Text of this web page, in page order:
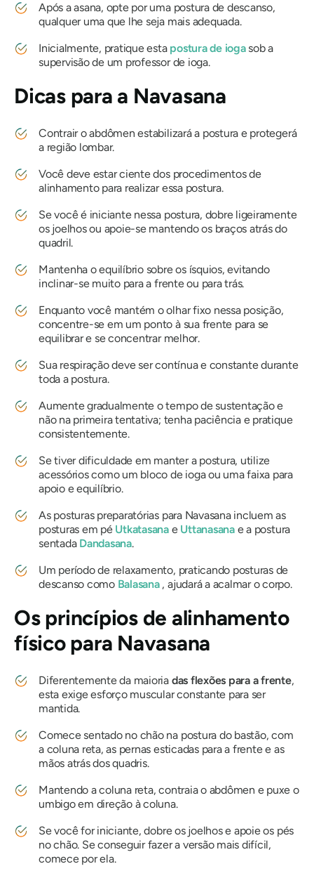
Após a asana, opte por uma postura de descanso,
qualquer uma que lhe seja mais adequada.
Inicialmente, pratique esta postura de iogasob a
supervisão de um professor de ioga.
Dicas para a Navasana
Contrair o abdômen estabilizará a postura e protegerá
a região lombar.
Você deve estar ciente dos procedimentos de
alinhamento para realizar essa postura.
Se você é iniciante nessa postura, dobre ligeiramente
os joelhos ou apoie-se mantendo os braços atrás do
quadril.
Mantenha o equilíbrio sobre os ísquios, evitando
inclinar-se muito para a frente ou para trás.
Enquanto você mantém o olhar fixo nessa posição,
concentre-se em um ponto à sua frente para se
equilibrar e se concentrar melhor.
Sua respiração deve ser contínua e constante durante
toda a postura.
Aumente gradualmente o tempo de sustentação e
não na primeira tentativa; tenha paciência e pratique
consistentemente.
Se tiver dificuldade em manter a postura, utilize
acessórios como um bloco de ioga ou uma faixa para
apoio e equilíbrio.
As posturas preparatórias para Navasanaincluem as
posturas em pé Utkatasana e Uttanasanae a postura
sentada Dandasana.
Um período de relaxamento, praticando posturas de
descanso como Balasana, ajudará a acalmar o corpo.
Os princípios de alinhamento
físico para Navasana
Diferentemente da maioria das flexões para a frente,
esta exige esforço muscular constante para ser
mantida.
Comece sentado no chão na postura do bastão, com
a coluna reta, as pernas esticadas para a frente e as
mãos atrás dos quadris.
Mantendo a coluna reta, contraia o abdômen e puxe o
umbigo em direção à coluna.
Se você for iniciante, dobre os joelhos e apoie os pés
no chão. Se conseguir fazer a versão mais difícil,
comece por ela.